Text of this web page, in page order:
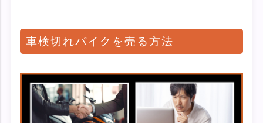
車検切れバイクを売る方法